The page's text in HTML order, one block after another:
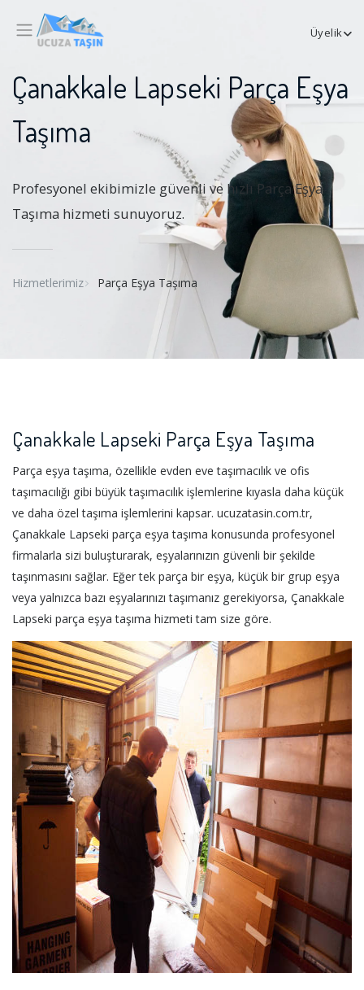
Üyelik
Çanakkale Lapseki Parça Eşya
Taşıma
Profesyonel ekibimizle güvenli ve hızlı Parça Eşya
Taşıma hizmeti sunuyoruz.
Hizmetlerimiz Parça Eşya Taşıma
Çanakkale Lapseki Parça Eşya Taşıma
Parça eşya taşıma, özellikle evden eve taşımacılık ve ofis
taşımacılığı gibi büyük taşımacılık işlemlerine kıyasla daha küçük
ve daha özel taşıma işlemlerini kapsar. ucuzatasin.com.tr,
Çanakkale Lapseki parça eşya taşıma konusunda profesyonel
firmalarla sizi buluşturarak, eşyalarınızın güvenli bir şekilde
taşınmasını sağlar. Eğer tek parça bir eşya, küçük bir grup eşya
veya yalnızca bazı eşyalarınızı taşımanız gerekiyorsa, Çanakkale
Lapseki parça eşya taşıma hizmeti tam size göre.